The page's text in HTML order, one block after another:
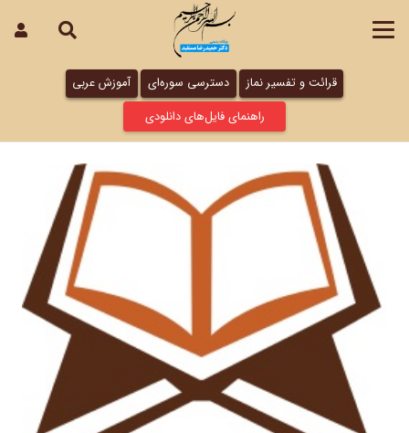
قرائت و تفسیر نماز دسترسی سوره‌ای
آموزش عربی
راهنمای فایل‌های دانلودی